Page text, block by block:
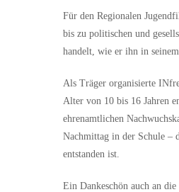
Für den Regionalen
bis zu politischen und
handelt, wie er ihn in
Als Träger organisierte
Alter von 10 bis 16 Jahren
ehrenamtlichen
Nachmittag in der Schule –
entstanden ist.
Ein Dankeschön auch an